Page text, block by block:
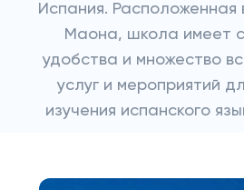
Испания.
Маона, школа имеет
удобства и множество
услуг и мероприятий
изучения испанского